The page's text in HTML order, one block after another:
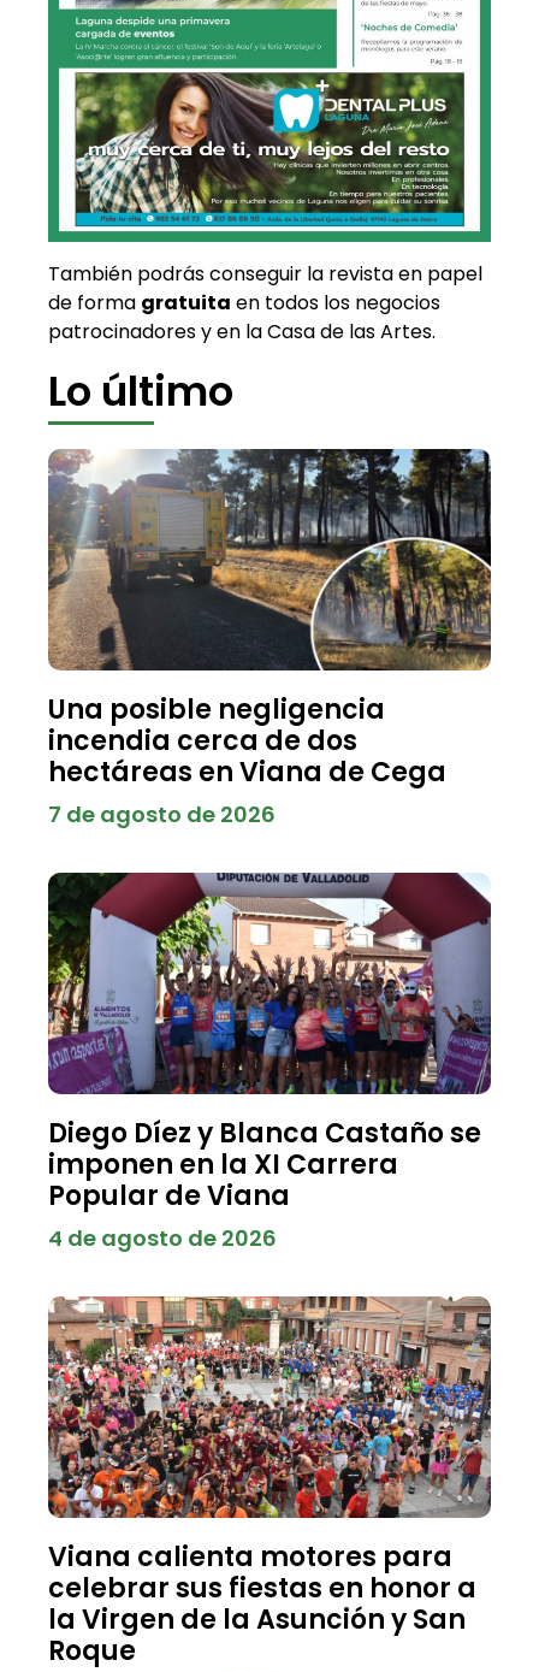
También podrás conseguir la revista en papel
de forma gratuita en todos los negocios
patrocinadores y en la Casa de las Artes.
Lo último
Una posible negligencia
incendia cerca de dos
hectáreas en Viana de Cega
7 de agosto de 2026
Diego Díez y Blanca Castaño se
imponen en la XI Carrera
Popular de Viana
4 de agosto de 2026
Viana calienta motores para
celebrar sus fiestas en honor a
la Virgen de la Asunción y San
Roque